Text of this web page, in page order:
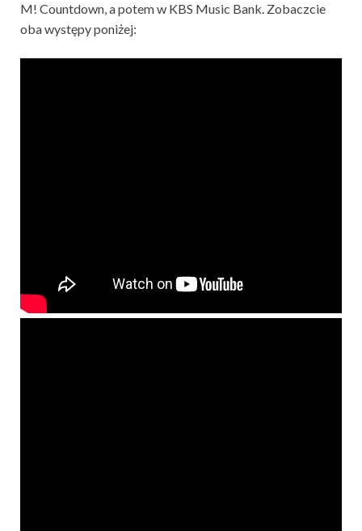
M! Countdown, a potem w KBS Music Bank. Zobaczcie
oba występy poniżej: